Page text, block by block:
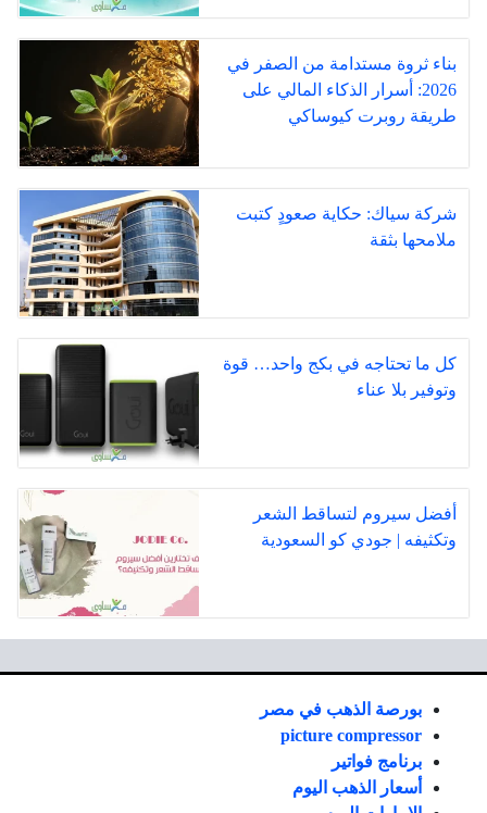
بناء ثروة مستدامة من الصفر في
2026: أسرار الذكاء المالي على
طريقة روبرت كيوساكي
شركة سياك: حكاية صعودٍ كتبت
ملامحها بثقة
كل ما تحتاجه في بكج واحد… قوة
وتوفير بلا عناء
أفضل سيروم لتساقط الشعر
وتكثيفه | جودي كو السعودية
بورصة الذهب في مصر
picture compressor
برنامج فواتير
أسعار الذهب اليوم